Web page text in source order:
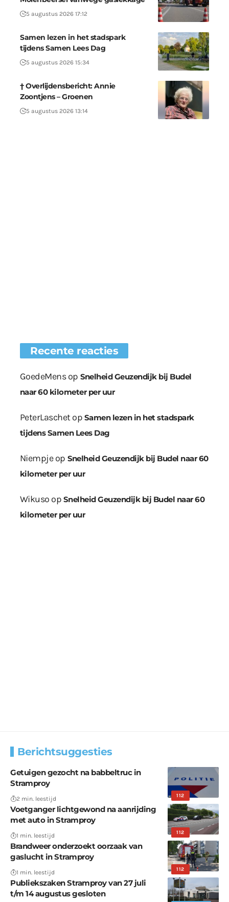
5 augustus 2026 17:12
Samen lezen in het stadspark
tijdens Samen Lees Dag
5 augustus 2026 15:34
† Overlijdensbericht: Annie
Zoontjens – Groenen
5 augustus 2026 13:14
Recente reacties
GoedeMensop Snelheid Geuzendijk bij Budel
naar 60 kilometer per uur
PeterLaschetop Samen lezen in het stadspark
tijdens Samen Lees Dag
Niempjeop Snelheid Geuzendijk bij Budel naar 60
kilometer per uur
Wikuso op Snelheid Geuzendijk bij Budel naar 60
kilometer per uur
Berichtsuggesties
112
Getuigen gezocht na babbeltruc in
Stramproy
2 min. leestijd
112
Voetganger lichtgewond na aanrijding
met auto in Stramproy
1 min. leestijd
112
Brandweer onderzoekt oorzaak van
gaslucht in Stramproy
1 min. leestijd
Publiekszaken Stramproy van 27 juli
t/m 14 augustus gesloten